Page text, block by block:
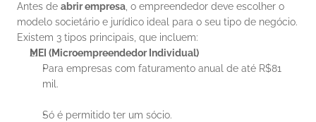
Antes de abrir empresa, o empreendedor deve escolher o
modelo societário e jurídico ideal para o seu tipo de negócio.
Existem 3 tipos principais, que incluem:
MEI (Microempreendedor Individual)
Para empresas com faturamento anual de até R$81
mil.
Só é permitido ter um sócio.